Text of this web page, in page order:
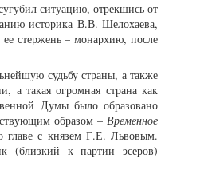
ситуацию, отрекшись от
историка В.В. Шелохаева,
стержень – монархию, после
судьбу страны, а также
а такая огромная страна как
Думы было образовано
образом – Временное
главе с князем Г.Е. Львовым.
(близкий к партии эсеров)